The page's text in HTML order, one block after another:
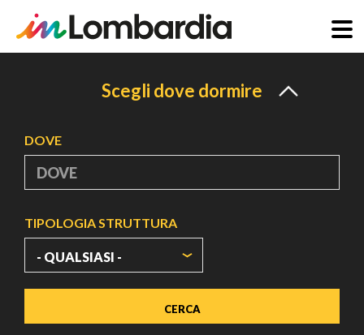
Scegli dove dormire
DOVE
TIPOLOGIA STRUTTURA